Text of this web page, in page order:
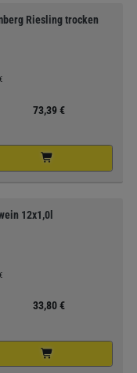
Riesling trocken
73,39 €
12x1,0l
33,80 €